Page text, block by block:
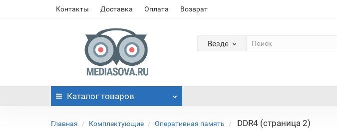
Контакты Доставка Оплата Возврат
Везде
Каталог товаров
Главная Комплектующие Оперативная память DDR4 (страница 2)